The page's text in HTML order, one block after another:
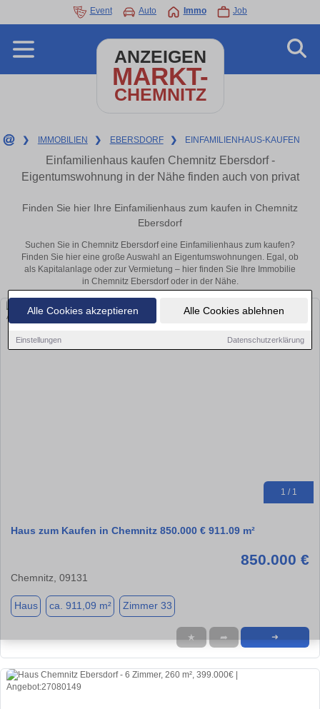
Alle Cookies akzeptieren Alle Cookies ablehnen
Einstellungen Datenschutzerklärung
Event Auto Immo Job
ANZEIGEN
MARKT-
CHEMNITZ
❯ IMMOBILIEN ❯ EBERSDORF ❯ EINFAMILIENHAUS-KAUFEN
Einfamilienhaus kaufen Chemnitz Ebersdorf -
Eigentumswohnung in der Nähe finden auch von privat
Finden Sie hier Ihre Einfamilienhaus zum kaufen in Chemnitz
Ebersdorf
Suchen Sie in Chemnitz Ebersdorf eine Einfamilienhaus zum kaufen?
Finden Sie hier eine große Auswahl an Eigentumswohnungen. Egal, ob
als Kapitalanlage oder zur Vermietung – hier finden Sie Ihre Immobilie
in Chemnitz Ebersdorf oder in der Nähe.
1 / 1
Haus zum Kaufen in Chemnitz 850.000 € 911.09 m²
850.000 €
Chemnitz, 09131
Haus ca. 911,09 m² Zimmer 33
★ ➦ ➜